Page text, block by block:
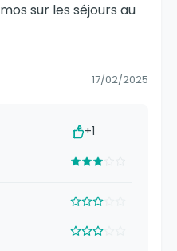
sur les séjours au
17/02/2025
+1